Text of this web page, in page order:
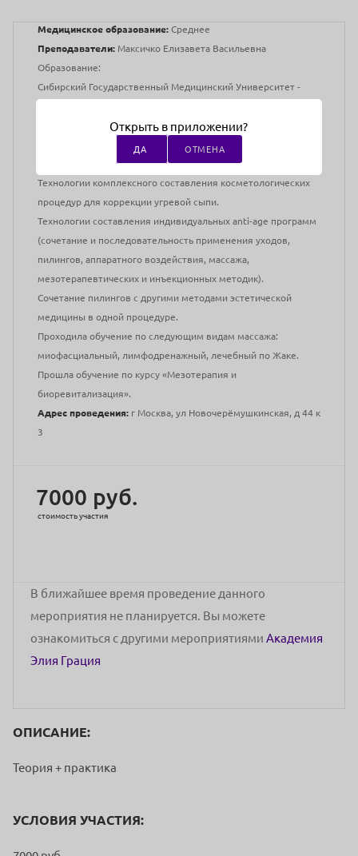
Медицинское образование: Среднее
Преподаватели: Максичко Елизавета Васильевна
Образование:
Сибирский Государственный Медицинский Университет -
Дом Русской Косметики - косметолог-эстетист.
Диагностика, коррекция и лечение акне у взрослых.
Технологии комплексного составления косметологических
процедур для коррекции угревой сыпи.
Технологии составления индивидуальных anti-age программ
(сочетание и последовательность применения уходов,
пилингов, аппаратного воздействия, массажа,
мезотерапевтических и инъекционных методик).
Сочетание пилингов с другими методами эстетической
медицины в одной процедуре.
Проходила обучение по следующим видам массажа:
миофасциальный, лимфодренажный, лечебный по Жаке.
Прошла обучение по курсу «Мезотерапия и
биоревитализация».
Адрес проведения: г Москва, ул Новочерёмушкинская, д 44 к
3
7000 руб.
стоимость участия
В ближайшее время проведение данного
мероприятия не планируется. Вы можете
ознакомиться с другими мероприятиями Академия
Элия Грация
ОПИСАНИЕ:
Теория + практика
УСЛОВИЯ УЧАСТИЯ:
Открыть в приложении?
ДА ОТМЕНА